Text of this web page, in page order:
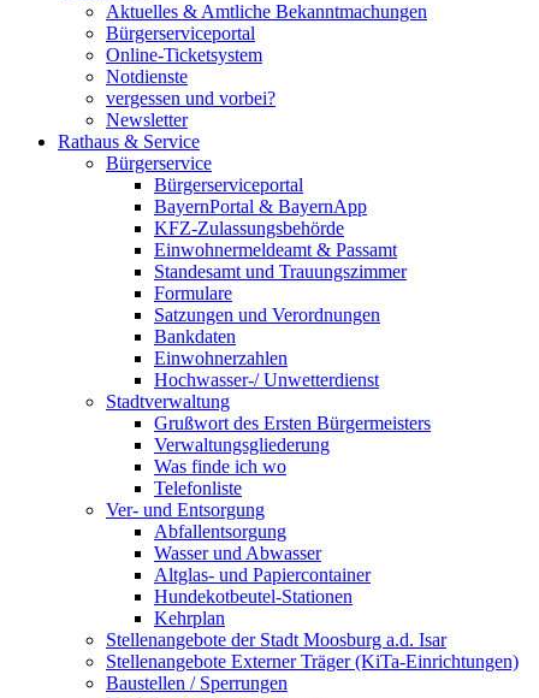
Aktuelles & Amtliche Bekanntmachungen
Bürgerserviceportal
Online-Ticketsystem
Notdienste
vergessen und vorbei?
Newsletter
Rathaus & Service
Bürgerservice
Bürgerserviceportal
BayernPortal & BayernApp
KFZ-Zulassungsbehörde
Einwohnermeldeamt & Passamt
Standesamt und Trauungszimmer
Formulare
Satzungen und Verordnungen
Bankdaten
Einwohnerzahlen
Hochwasser-/ Unwetterdienst
Stadtverwaltung
Grußwort des Ersten Bürgermeisters
Verwaltungsgliederung
Was finde ich wo
Telefonliste
Ver- und Entsorgung
Abfallentsorgung
Wasser und Abwasser
Altglas- und Papiercontainer
Hundekotbeutel-Stationen
Kehrplan
Stellenangebote der Stadt Moosburg a.d. Isar
Stellenangebote Externer Träger (KiTa-Einrichtungen)
Baustellen / Sperrungen